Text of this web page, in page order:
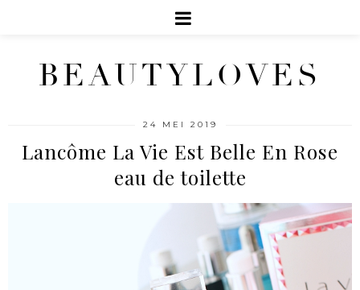
BEAUTYLOVES
24 MEI 2019
Lancôme La Vie Est Belle En Rose
eau de toilette